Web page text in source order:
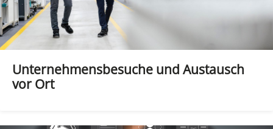
Unternehmensbesuche und Austausch
vor Ort